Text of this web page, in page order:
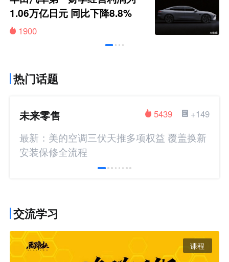
1.06万亿日元 同比下降8.8%
1900
热门话题
未来零售 +149
5439
最新：美的空调三伏天推多项权益 覆盖换新
安装保修全流程
交流学习
课程